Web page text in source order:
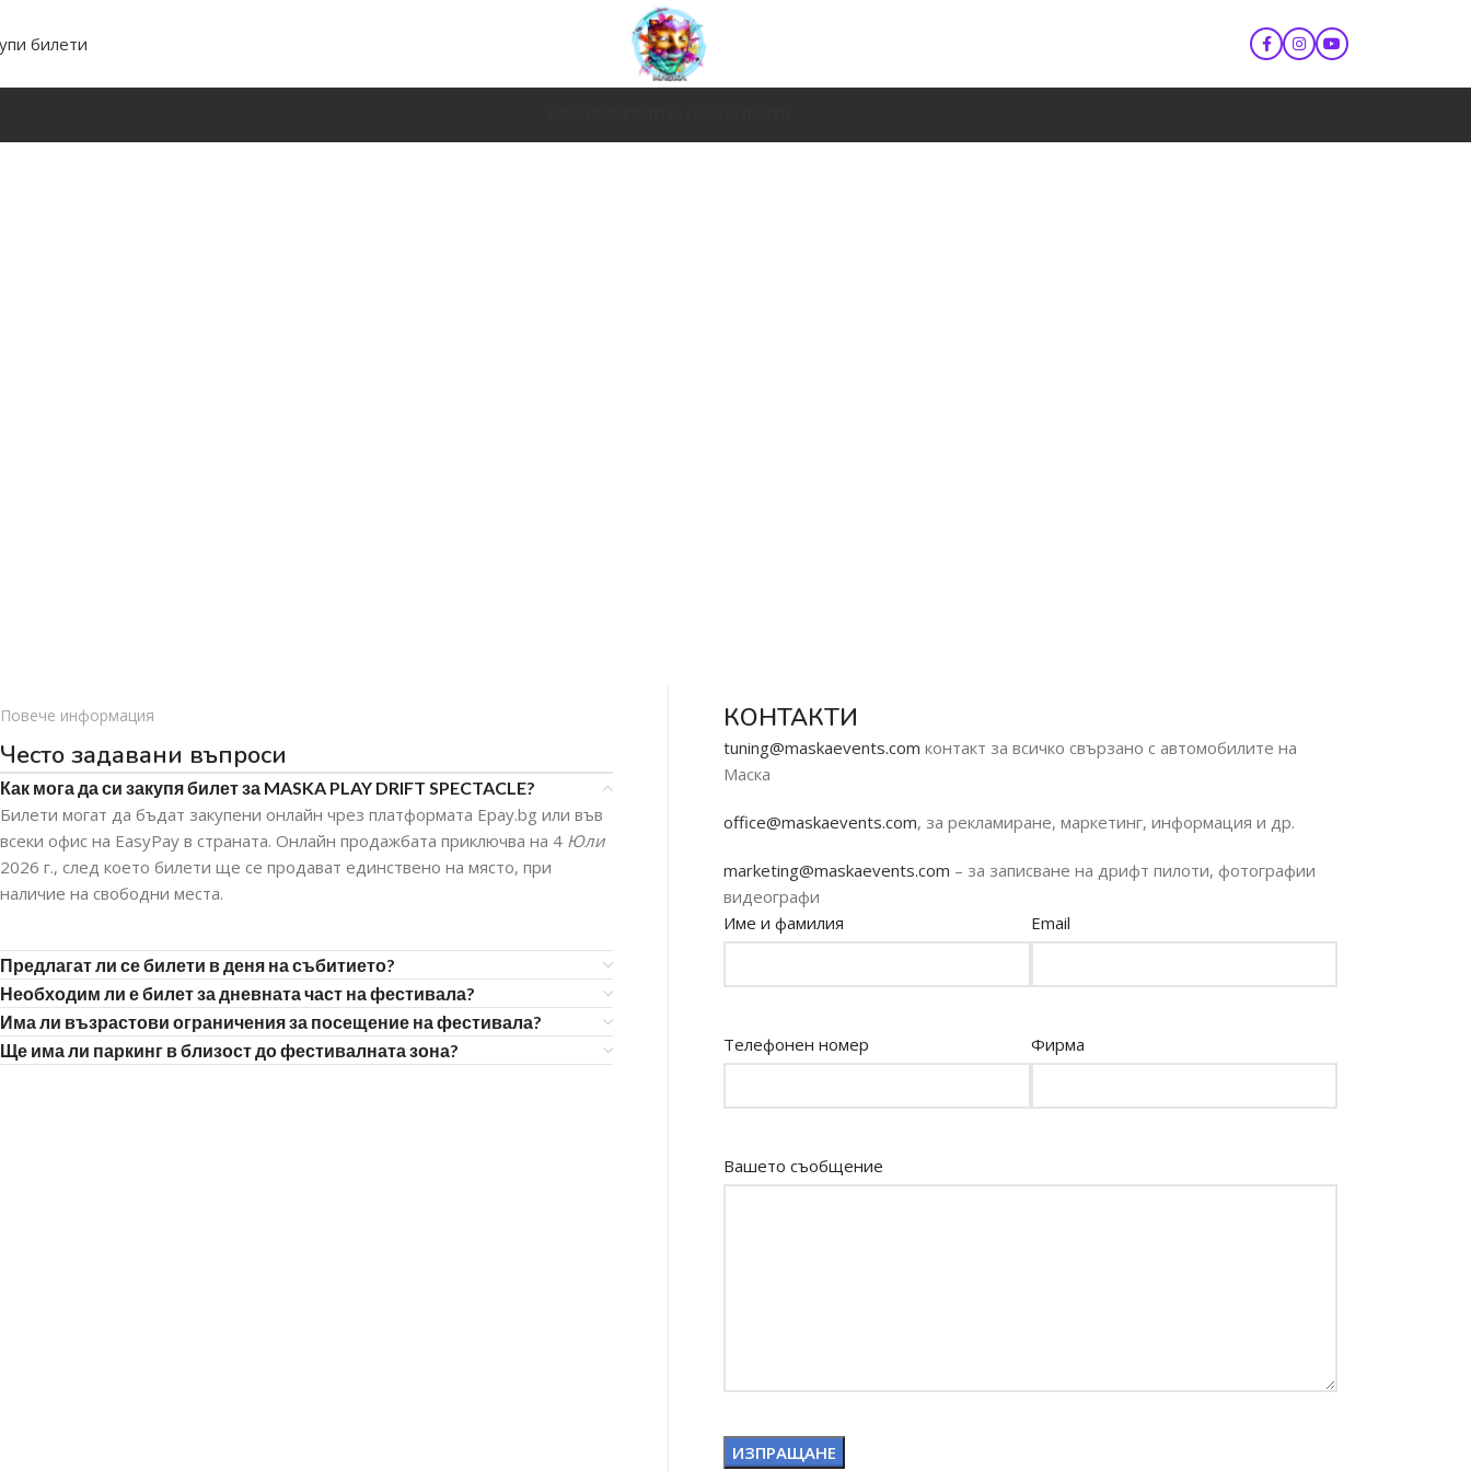
билети
Повече информация
Често задавани въпроси
Как мога да си закупя билет за MASKA PLAY DRIFT SPECTACLE?
Билети могат да бъдат закупени онлайн чрез платформата Epay.bg или във
всеки офис на EasyPay в страната. Онлайн продажбата приключва на 4 Юли
2026 г., след което билети ще се продават единствено на място, при
наличие на свободни места.
Предлагат ли се билети в деня на събитието?
Необходим ли е билет за дневната част на фестивала?
Има ли възрастови ограничения за посещение на фестивала?
Ще има ли паркинг в близост до фестивалната зона?
КОНТАКТИ
tuning@maskaevents.com контакт за всичко свързано с автомобилите на
Маска
office@maskaevents.com, за рекламиране, маркетинг, информация и др.
marketing@maskaevents.com – за записване на дрифт пилоти, фотографии
видеографи
Име и фамилия
Email
Телефонен номер Фирма
Вашето съобщение